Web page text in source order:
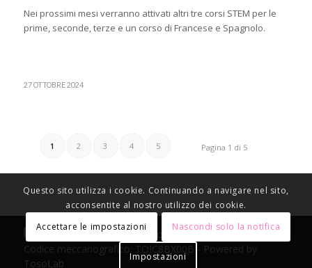
Nei prossimi mesi verranno attivati altri tre corsi STEM per le
prime, seconde, terze e un corso di Francese e Spagnolo.
27 OTTOBRE 2024
Pagina 1 di 5
1 2 3 4 5
© Copyright 2021 Istituto Comprensivo Ezio Bosso -
Codice meccanografico: TOIC8BX00B - Powered by
TosoLab
Questo sito utilizza i cookie. Continuando a navigare nel sito,
acconsentite al nostro utilizzo dei cookie.
Accettare le impostazioni
Nascondi solo la notifica
Impostazioni